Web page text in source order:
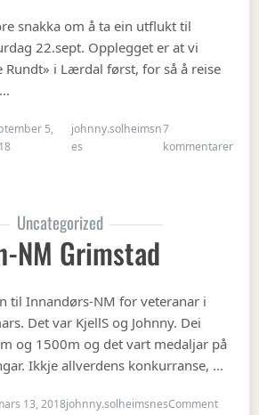
snakka om å ta ein utflukt til
22.sept. Opplegget er at vi
Rundt» i Lærdal først, for så å reise
5,
johnny.solheimsn
es
7
kommentarertil
Uncategorized
NM Grimstad
til Innandørs-NM for veteranar i
Det var KjellS og Johnny. Dei
og 1500m og det vart medaljar på
Ikkje allverdens konkurranse, …
13, 2018johnny.solheimsnesCommenton